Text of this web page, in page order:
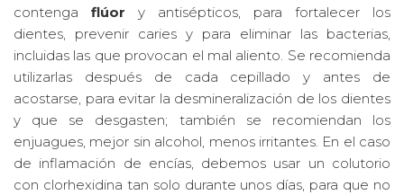
contenga flúor y antisépticos, para fortalecer los
dientes, prevenir caries y para eliminar las bacterias,
incluidas las que provocan el mal aliento. Se recomienda
utilizarlas después de cada cepillado y antes de
acostarse, para evitar la desmineralización de los dientes
y que se desgasten; también se recomiendan los
enjuagues, mejor sin alcohol, menos irritantes. En el caso
de inflamación de encías, debemos usar un colutorio
con clorhexidina tan solo durante unos días, para que no